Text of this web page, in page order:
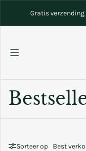
Gratis
Sorteer op